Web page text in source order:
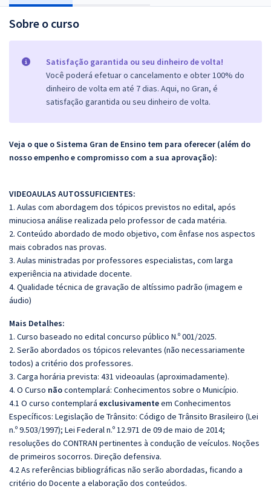
Sobre o curso
Satisfação garantida ou seu dinheiro de volta!
Você poderá efetuar o cancelamento e obter 100% do
dinheiro de volta em até 7 dias. Aqui, no Gran, é
satisfação garantida ou seu dinheiro de volta.
Veja o que o Sistema Gran de Ensino tem para oferecer (além do
nosso empenho e compromisso com a sua aprovação):
VIDEOAULAS AUTOSSUFICIENTES:
1. Aulas com abordagem dos tópicos previstos no edital, após
minuciosa análise realizada pelo professor de cada matéria.
2. Conteúdo abordado de modo objetivo, com ênfase nos aspectos
mais cobrados nas provas.
3. Aulas ministradas por professores especialistas, com larga
experiência na atividade docente.
4. Qualidade técnica de gravação de altíssimo padrão (imagem e
áudio)
Mais Detalhes:
1. Curso baseado no edital concurso público N.º 001/2025.
2. Serão abordados os tópicos relevantes (não necessariamente
todos) a critério dos professores.
3. Carga horária prevista: 431 videoaulas (aproximadamente).
4. O Curso nãocontemplará: Conhecimentos sobre o Município.
4.1 O curso contemplará exclusivamenteem Conhecimentos
Específicos: Legislação de Trânsito: Código de Trânsito Brasileiro (Lei
n.º 9.503/1997); Lei Federal n.º 12.971 de 09 de maio de 2014;
resoluções do CONTRAN pertinentes à condução de veículos. Noções
de primeiros socorros. Direção defensiva.
4.2 As referências bibliográficas não serão abordadas, ficando a
critério do Docente a elaboração dos conteúdos.